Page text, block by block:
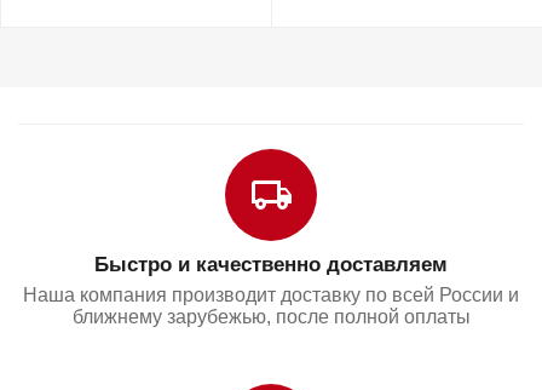
Быстро и качественно доставляем
Наша компания производит доставку по всей России и
ближнему зарубежью, после полной оплаты